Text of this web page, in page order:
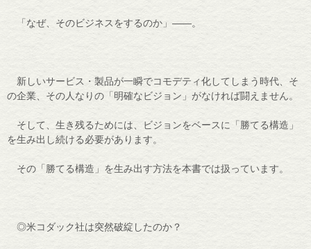
「なぜ、そのビジネスをするのか」――。
新しいサービス・製品が一瞬でコモデティ化してしまう時代、そ
の企業、その人なりの「明確なビジョン」がなければ闘えません。
そして、生き残るためには、ビジョンをベースに「勝てる構造」
を生み出し続ける必要があります。
その「勝てる構造」を生み出す方法を本書では扱っています。
◎米コダック社は突然破綻したのか？